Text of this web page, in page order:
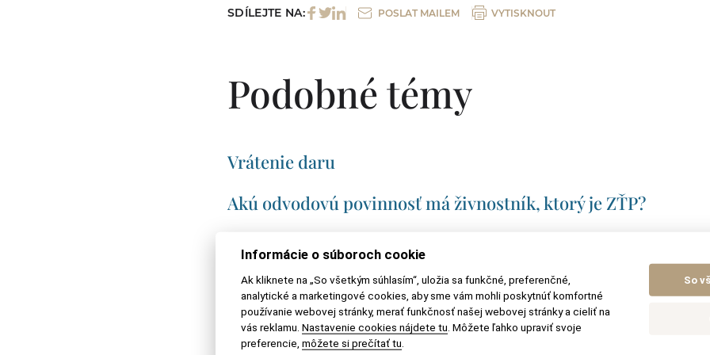
SDÍLEJTE NA: POSLAT MAILEM VYTISKNOUT
Podobné témy
Vrátenie daru
Akú odvodovú povinnosť má živnostník, ktorý je ZŤP?
Vrátená neprevzatá zásielka a začiatok plynutia lehoty na
Odhlásenie sa z trvalého pobytu pri strate OP
Informácie o súboroch cookie
Ak kliknete na „So všetkým súhlasím“, uložia sa funkčné, preferenčné,
analytické a marketingové cookies, aby sme vám mohli poskytnúť komfortné
používanie webovej stránky, merať funkčnosť našej webovej stránky a cieliť na
vás reklamu. Nastavenie cookies nájdete tu . Môžete ľahko upraviť svoje
preferencie, môžete si prečítať tu
So